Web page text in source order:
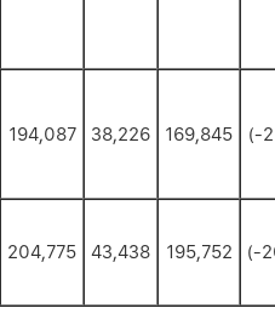
194,087 38,226 169,845 (-
204,775 43,438 195,752 (-